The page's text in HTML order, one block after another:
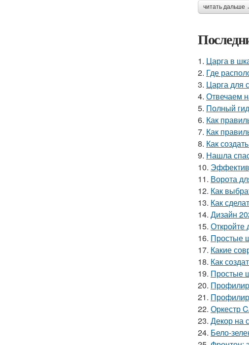
читать дальше
1. Царга в
2. Где
3. Царга для
4. Отвечаем
5. Полный
6. Как
7. Как
8. Как
9. Нашла
10.
11. Ворота
12. Как
13. Как
14. Дизайн
15. Откройте
16. Простые
17. Какие
18. Как
19. Простые
20.
21.
22. Оркестр
23. Декор на
24. Бело-